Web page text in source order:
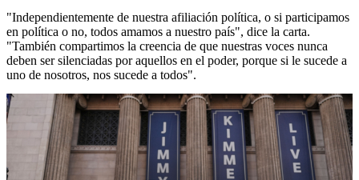
"Independientemente de nuestra afiliación política, o si participamos
en política o no, todos amamos a nuestro país", dice la carta.
"También compartimos la creencia de que nuestras voces nunca
deben ser silenciadas por aquellos en el poder, porque si le sucede a
uno de nosotros, nos sucede a todos".